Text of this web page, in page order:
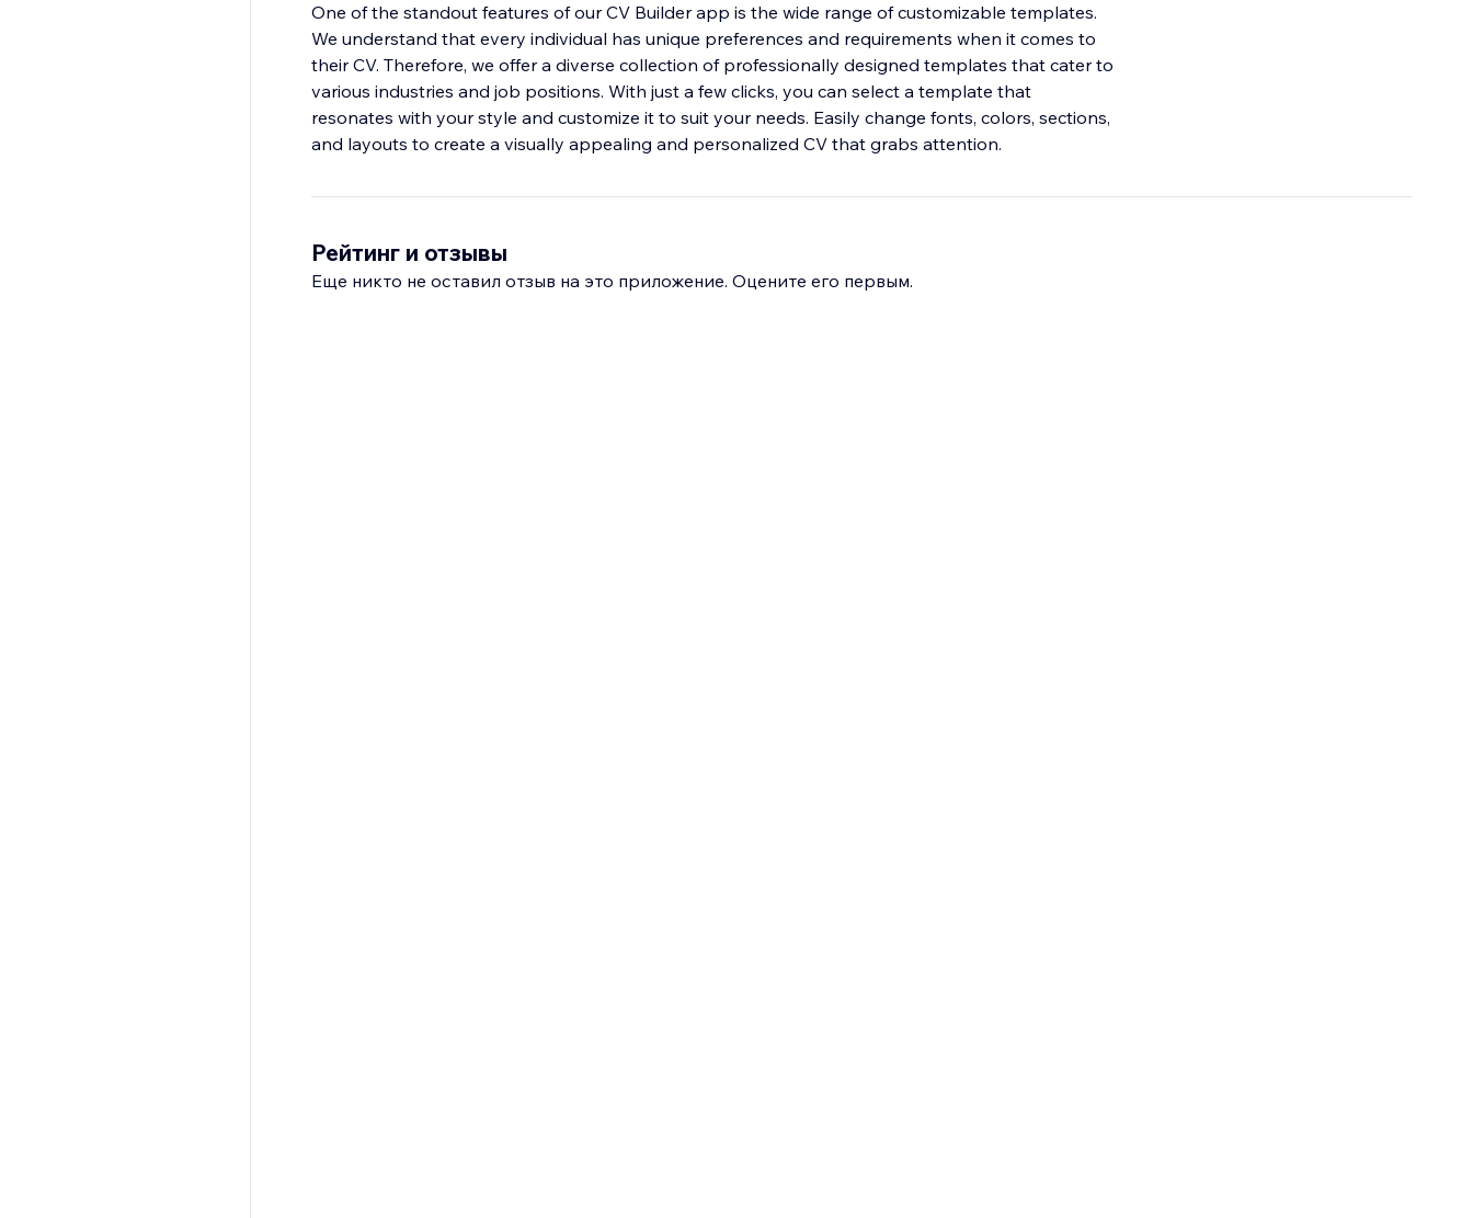
One of the standout features of our CV Builder app is the wide range of customizable templates.
We understand that every individual has unique preferences and requirements when it comes to
their CV. Therefore, we offer a diverse collection of professionally designed templates that cater to
various industries and job positions. With just a few clicks, you can select a template that
resonates with your style and customize it to suit your needs. Easily change fonts, colors, sections,
and layouts to create a visually appealing and personalized CV that grabs attention.
Рейтинг и отзывы
Еще никто не оставил отзыв на это приложение. Оцените его первым.